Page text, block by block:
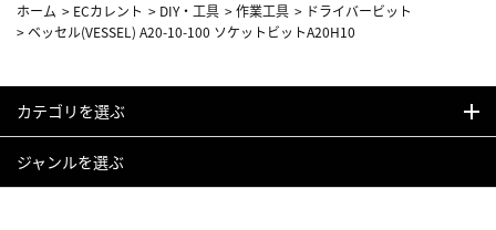
ホーム > ECカレント > DIY・工具 >作業工具 > ドライバービット
>ベッセル(VESSEL) A20-10-100 ソケットビットA20H10
カテゴリを選ぶ
ジャンルを選ぶ